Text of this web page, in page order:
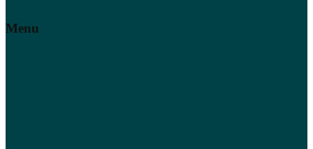
Menu